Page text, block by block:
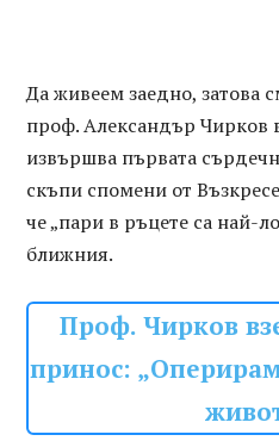
Да живеем заедно, затова
проф. Александър Чирков
извършва първата
скъпи спомени от
че „пари в ръцете са най-
ближния.
Проф. Чирков
принос: